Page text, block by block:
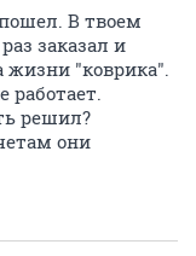
В твоем
заказал и
жизни "коврика".
работает.
решил?
они